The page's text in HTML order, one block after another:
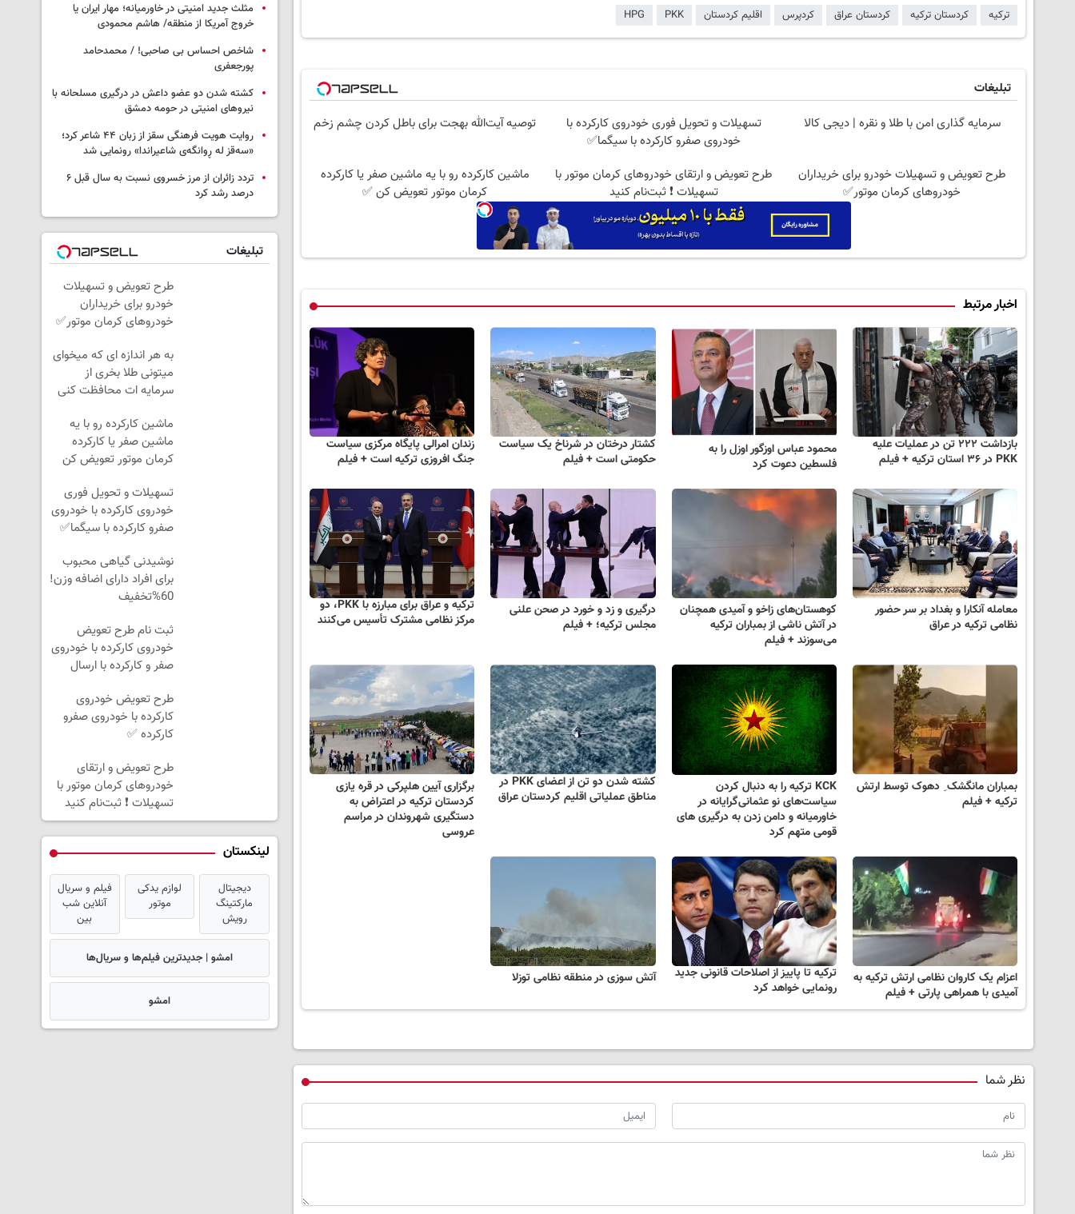
ترکیه کردستان ترکیه کردستان عراق کردپرس اقلیم کردستان PKK
HPG
تبلیغات
سرمایه گذاری امن با طلا و نقره | دیجی کالا
تسهیلات و تحویل فوری خودروی کارکرده با
خودروی صفرو کارکرده با سیگما✅
توصیه آیت‌الله بهجت برای باطل کردن چشم زخم
طرح تعویض و تسهیلات خودرو برای خریداران
خودروهای کرمان موتور✅
طرح تعویض و ارتقای خودروهای کرمان موتور با
تسهیلات ❗ ثبت‌نام کنید
ماشین کارکرده رو با یه ماشین صفر یا کارکرده
کرمان موتور تعویض کن ✅
اخبار مرتبط
بازداشت ۲۲۲ تن در عملیات علیه
PKK در ۳۶ استان ترکیه + فیلم
محمود عباس اوزگور اوزل را به
فلسطین دعوت کرد
کشتار درختان در شرناخ یک سیاست
حکومتی است + فیلم
زندان امرالی پایگاه مرکزی سیاست
جنگ افروزی ترکیه است + فیلم
معامله آنکارا و بغداد بر سر حضور
نظامی ترکیه در عراق
کوهستان‌های زاخو و آمیدی همچنان
در آتش ناشی از بمباران ترکیه
می‌سوزند + فیلم
درگیری و زد و خورد در صحن علنی
مجلس ترکیه؛ + فیلم
ترکیه و عراق برای مبارزه با PKK، دو
مرکز نظامی مشترک تأسیس می‌کنند
بمباران مانگشک ِ دهوک توسط ارتش
ترکیه + فیلم
KCK ترکیه را به دنبال کردن
سیاست‌های نو عثمانی‌گرایانه در
خاورمیانه و دامن زدن به درگیری های
قومی متهم کرد
کشته شدن دو تن از اعضای PKK در
مناطق عملیاتی اقلیم کردستان عراق
برگزاری آیین هلپرکی در قره یازی
کردستان ترکیه در اعتراض به
دستگیری شهروندان در مراسم
عروسی
اعزام یک کاروان نظامی ارتش ترکیه به
آمیدی با همراهی پارتی + فیلم
ترکیه تا پاییز از اصلاحات قانونی جدید
رونمایی خواهد کرد
آتش سوزی در منطقه نظامی توزلا
نظر شما
مثلث جدید امنیتی در خاورمیانه؛ مهار ایران یا
خروج آمریکا از منطقه/ هاشم محمودی
شاخص احساس بی صاحبی! / محمدحامد
پورجعفری
کشته شدن دو عضو داعش در درگیری مسلحانه با
نیروهای امنیتی در حومه دمشق
روایت هویت فرهنگی سقز از زبان ۴۴ شاعر کرد؛
«سەقز له ڕوانگەی شاعیراندا» رونمایی شد
تردد زائران از مرز خسروی نسبت به سال قبل ۶
درصد رشد کرد
تبلیغات
طرح تعویض و تسهیلات
خودرو برای خریداران
خودروهای کرمان موتور✅
به هر اندازه ای که میخوای
میتونی طلا بخری از
سرمایه ات محافظت کنی
ماشین کارکرده رو با یه
ماشین صفر یا کارکرده
کرمان موتور تعویض کن
تسهیلات و تحویل فوری
خودروی کارکرده با خودروی
صفرو کارکرده با سیگما✅
نوشیدنی گیاهی محبوب
برای افراد دارای اضافه وزن!
60%تخفیف
ثبت نام طرح تعویض
خودروی کارکرده با خودروی
صفر و کارکرده با ارسال
طرح تعویض خودروی
کارکرده با خودروی صفرو
کارکرده ✅
طرح تعویض و ارتقای
خودروهای کرمان موتور با
تسهیلات ❗ ثبت‌نام کنید
لینکستان
دیجیتال
مارکتینگ
رویش
لوازم یدکی
موتور
فیلم و سریال
آنلاین شب
بین
امشو | جدیدترین فیلم‌ها و سریال‌ها
امشو